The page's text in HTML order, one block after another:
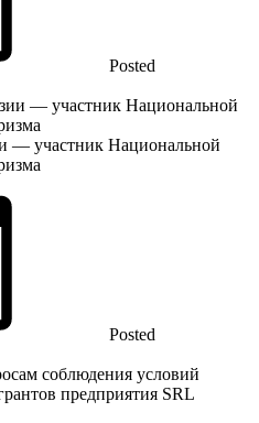
Posted
— участник Национальной
Posted